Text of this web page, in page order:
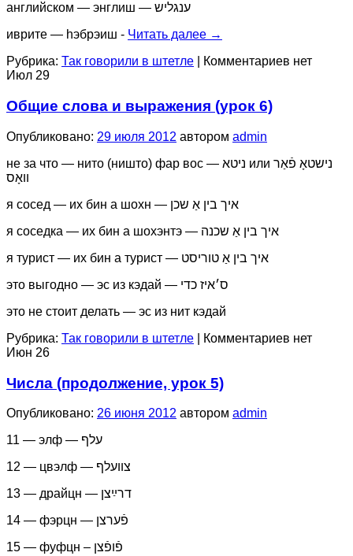
английском — энглиш — ענגליש
иврите — hэбрэиш - Читать далее →
Рубрика: Так говорили в штетле
Комментариев нет
Июл 29
Общие слова и выражения (урок 6)
Опубликовано: 29 июля 2012 автором admin
не за что — нито (ништо) фар вос — ניטא или נישטאָ פֿאַר
װאָס
я сосед — их бин а шохн — איך בין אַ שכן
я соседка — их бин а шохэнтэ — איך בין אַ שכנה
я турист — их бин а турист — איך בין אַ טוריסט
это выгодно — эс из кэдай — ס׳איז כדי
это не стоит делать — эс из нит кэдай
Рубрика: Так говорили в штетле
Комментариев нет
Июн 26
Числа (продолжение, урок 5)
Опубликовано: 26 июня 2012 автором admin
11 — элф — עלף
12 — цвэлф — צוועלף
13 — драйцн — דרײַצן
14 — фэрцн — פֿערצן
15 — фуфцн – פֿופֿצן